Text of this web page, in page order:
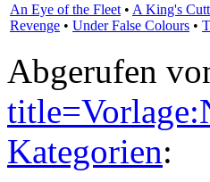
An Eye of the Fleet • A King's
Revenge • Under False Colours •
Abgerufen
Kategorien: